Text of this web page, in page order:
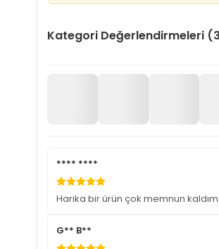
Kategori Değerlendirmeleri
**** ****
Harika bir ürün çok memnun
G** B**